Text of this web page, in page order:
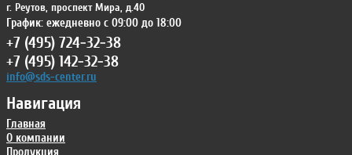
Навигация
Главная
О компании
г. Реутов, проспект Мира, д.40
График: ежедневно с 09:00 до 18:00
+7 (495) 724-32-38
+7 (495) 142-32-38
info@sds-center.ru